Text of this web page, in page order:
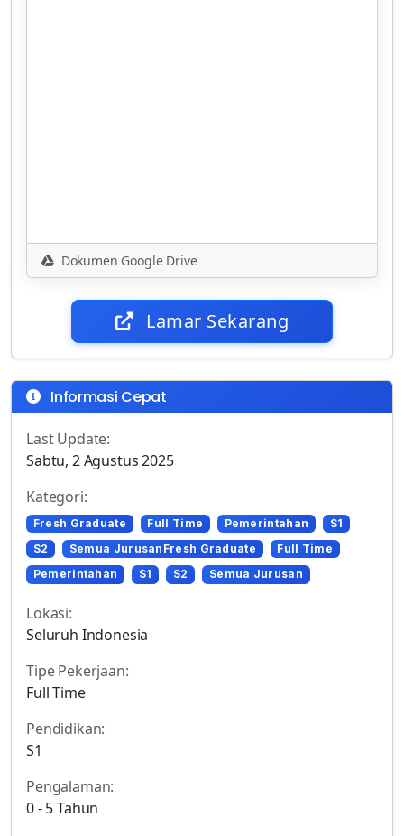
Dokumen Google Drive
Lamar Sekarang
Informasi Cepat
Last Update:
Sabtu, 2 Agustus 2025
Kategori:
Fresh Graduate Full Time Pemerintahan
S1
S2
Semua JurusanFresh Graduate
Full Time
Pemerintahan
S1 S2 Semua Jurusan
Lokasi:
Seluruh Indonesia
Tipe Pekerjaan:
Full Time
Pendidikan:
S1
Pengalaman:
0 - 5 Tahun